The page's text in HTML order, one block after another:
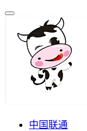
中国联通